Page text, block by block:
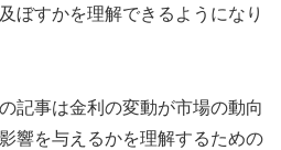
ぼすかを理解できるようになり
記事は金利の変動が市場の動向
響を与えるかを理解するための